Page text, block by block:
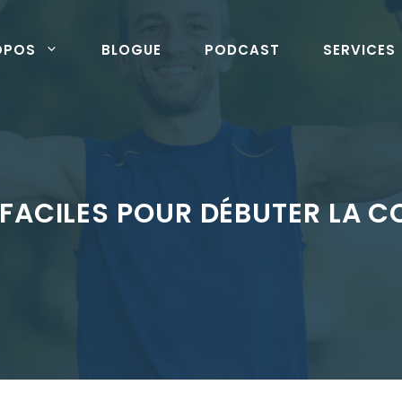
BLOGUE PODCAST SERVICES
POUR DÉBUTER LA